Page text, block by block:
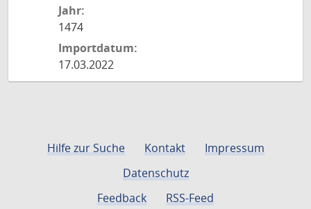
Jahr:
1474
Importdatum:
17.03.2022
Hilfe zur Suche Kontakt
Impressum
Datenschutz
Feedback
RSS-Feed